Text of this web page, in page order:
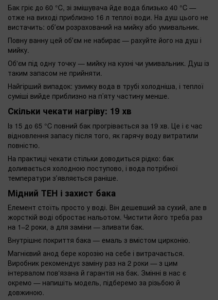
Бак гріє до 60 °C, зі змішувача йде вода близько 40 °C —
отже на виході приблизно 16 л теплої води. На душ цього не
вистачить: обʼєм розрахований на мийку або умивальник.
Повну ванну цей обʼєм не набирає — рахуйте його на душ і
мийку.
Об'єм під одну точку — мийку на кухні чи умивальник. Душ із
таким запасом не прийняти.
Найгірший випадок: узимку вода в трубі холодніша, і теплої
суміші вийде приблизно на п’яту частину менше.
Скільки чекати нагріву: 19 хв
Із 15 до 65 °C повний бак прогрівається за 19 хв. Це і є час
відновлення запасу після того, як гарячу воду витратили
повністю.
На практиці чекати стільки доводиться рідко: бак
доливається холодною поступово, і вода потрібної
температури зʼявляється раніше.
Мідний ТЕН і захист бака
Елемент стоїть просто у воді. Він дешевший за сухий, але в
жорсткій воді обростає нальотом. Чистити його треба раз
на 1–2 роки, а для заміни — зливати бак.
Внутрішнє покриття бака — емаль з вмістом цирконію.
Магнієвий анод бере корозію на себе і витрачається.
Виробник рекомендує заміну раз на 2 роки — з цим
інтервалом пов'язана й гарантія на бак. Змінні в нас є
окремо — напишіть модель, підберемо за різьбою й
довжиною.